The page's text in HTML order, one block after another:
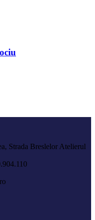
Strada Breslelor Atelierul